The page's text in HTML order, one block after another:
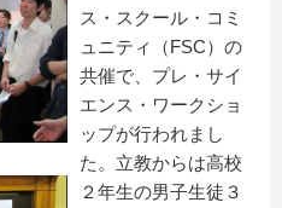
ス・スクール・コミ
ュニティ（FSC）の
共催で、プレ・サイ
エンス・ワークショ
ップが行われまし
た。立教からは高校
２年生の男子生徒３